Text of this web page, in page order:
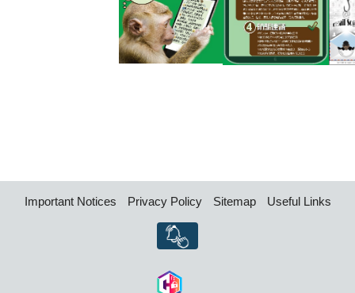
Important Notices Privacy Policy Sitemap Useful Links